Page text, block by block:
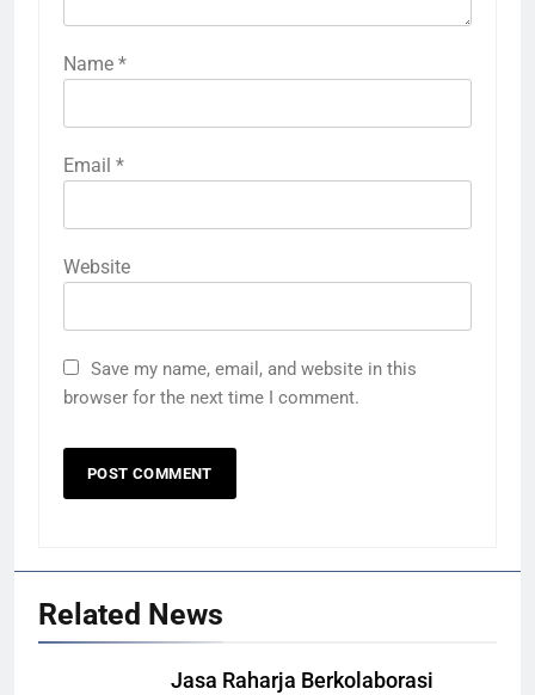
Name *
Email *
Website
Save my name, email, and website in this
browser for the next time I comment.
Related News
Jasa Raharja Berkolaborasi